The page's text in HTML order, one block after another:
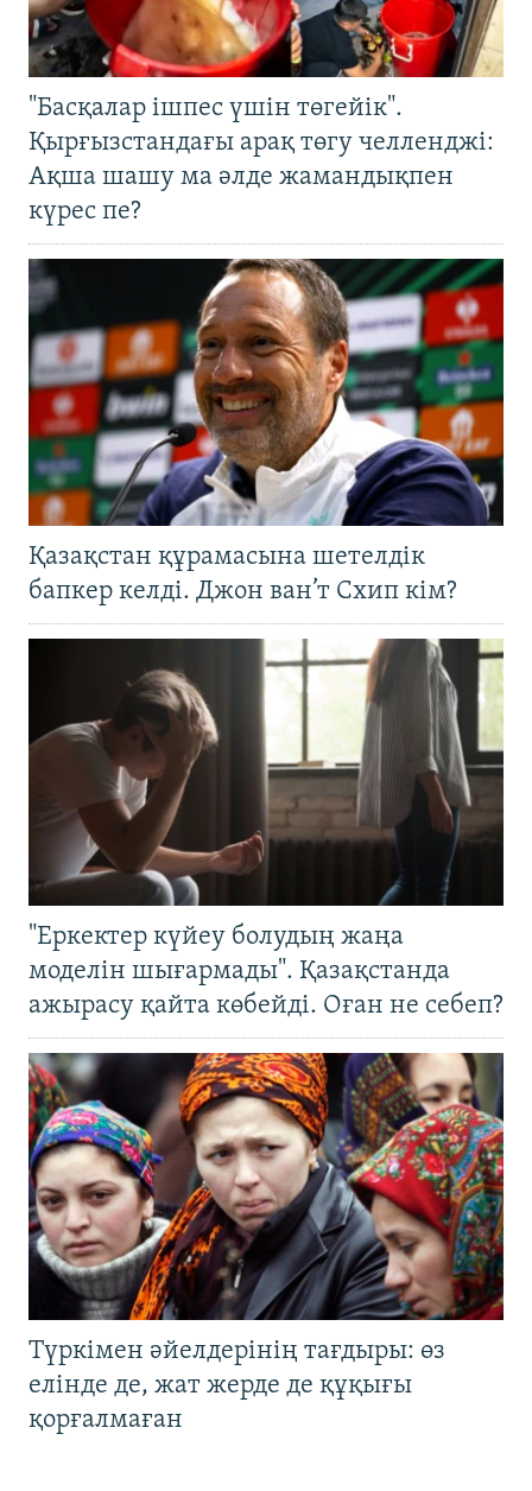
"Басқалар ішпес үшін төгейік".
Қырғызстандағы арақ төгу челленджі:
Ақша шашу ма әлде жамандықпен
күрес пе?
Қазақстан құрамасына шетелдік
бапкер келді. Джон ван’т Схип кім?
"Еркектер күйеу болудың жаңа
моделін шығармады". Қазақстанда
ажырасу қайта көбейді. Оған не себеп?
Түркімен әйелдерінің тағдыры: өз
елінде де, жат жерде де құқығы
қорғалмаған